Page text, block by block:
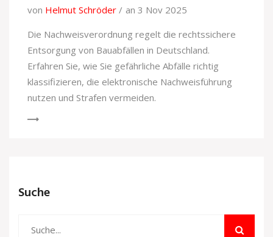
von Helmut Schröder
an 3 Nov 2025
Die Nachweisverordnung regelt die rechtssichere
Entsorgung von Bauabfällen in Deutschland.
Erfahren Sie, wie Sie gefährliche Abfälle richtig
klassifizieren, die elektronische Nachweisführung
nutzen und Strafen vermeiden.
Suche